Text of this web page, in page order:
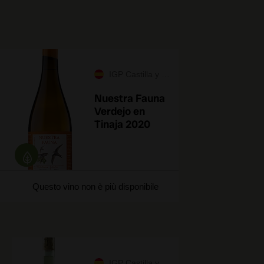
Nuestra Fauna
Verdejo en
Tinaja 2020
Questo vino non è più disponibile